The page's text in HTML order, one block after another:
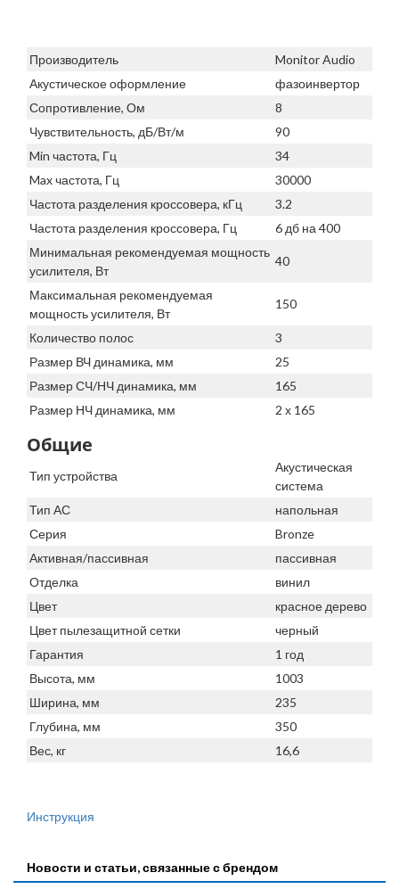
Производитель
Monitor Audio
Акустическое оформление
фазоинвертор
Сопротивление, Ом
8
Чувствительность, дБ/Вт/м
90
Min частота, Гц
34
Max частота, Гц
30000
Частота разделения кроссовера, кГц
3.2
Частота разделения кроссовера, Гц
6 дб на 400
Минимальная рекомендуемая мощность
усилителя, Вт
40
Максимальная рекомендуемая
мощность усилителя, Вт
150
Количество полос
3
Размер ВЧ динамика, мм
25
Размер СЧ/НЧ динамика, мм
165
Размер НЧ динамика, мм
2 х 165
Общие
Тип устройства
Акустическая
система
Тип АС
напольная
Серия
Bronze
Активная/пассивная
пассивная
Отделка
винил
Цвет
красное дерево
Цвет пылезащитной сетки
черный
Гарантия
1 год
Высота, мм
1003
Ширина, мм
235
Глубина, мм
350
Вес, кг
16,6
Инструкция
Новости и статьи, связанные с брендом